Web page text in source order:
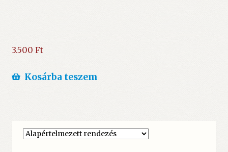
3.500 Ft
Kosárba teszem